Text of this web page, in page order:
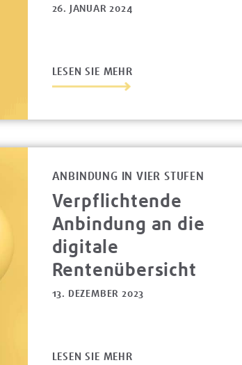
26. JANUAR 2024
LESEN SIE MEHR
ANBINDUNG IN VIER STUFEN
Verpflichtende
Anbindung an die
digitale
Rentenübersicht
13. DEZEMBER 2023
LESEN SIE MEHR